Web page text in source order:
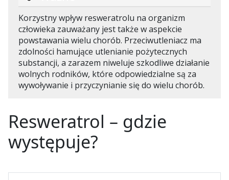
Korzystny wpływ resweratrolu na organizm
człowieka zauważany jest także w aspekcie
powstawania wielu chorób. Przeciwutleniacz ma
zdolności hamujące utlenianie pożytecznych
substancji, a zarazem niweluje szkodliwe działanie
wolnych rodników, które odpowiedzialne są za
wywoływanie i przyczynianie się do wielu chorób.
Resweratrol – gdzie
występuje?